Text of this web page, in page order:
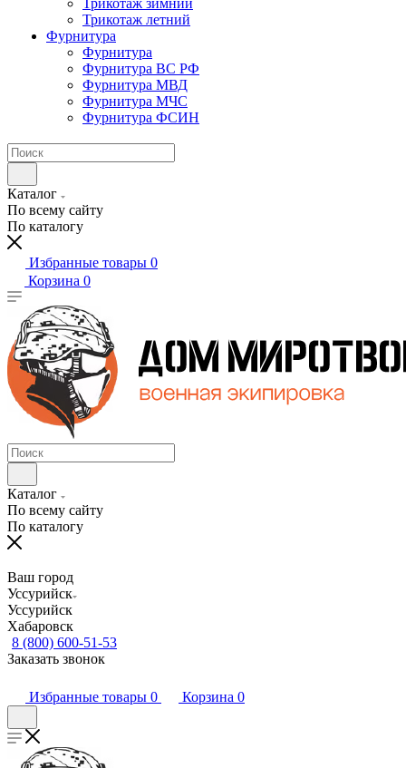
Трикотаж зимний
Трикотаж летний
Фурнитура
Фурнитура
Фурнитура ВС РФ
Фурнитура МВД
Фурнитура МЧС
Фурнитура ФСИН
Каталог
По всему сайту
По каталогу
Избранные товары 0
Корзина 0
Каталог
По всему сайту
По каталогу
Ваш город
Уссурийск
Уссурийск
Хабаровск
8 (800) 600-51-53
Заказать звонок
Избранные товары 0 Корзина 0